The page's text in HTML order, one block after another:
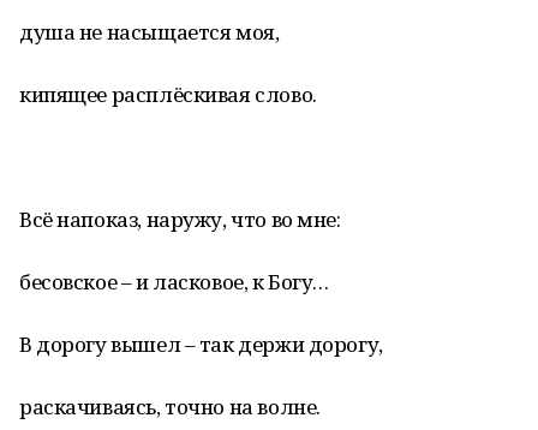
душа не насыщается моя,
кипящее расплёскивая слово.
Всё напоказ, наружу, что во мне:
бесовское – и ласковое, к Богу…
В дорогу вышел – так держи дорогу,
раскачиваясь, точно на волне.